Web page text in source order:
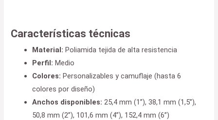
Características técnicas
Material: Poliamida tejida de alta resistencia
Perfil: Medio
Colores: Personalizables y camuflaje (hasta 6
colores por diseño)
Anchos disponibles: 25,4 mm (1”), 38,1 mm (1,5”),
50,8 mm (2”), 101,6 mm (4”), 152,4 mm (6”)